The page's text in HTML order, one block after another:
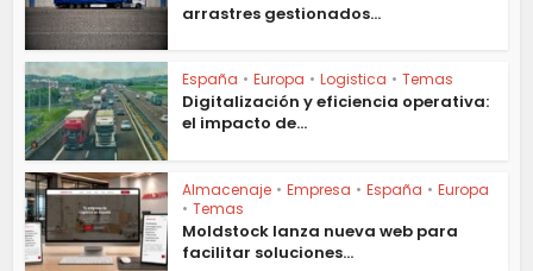
arrastres gestionados...
España • Europa • Logistica • Temas
Digitalización y eficiencia operativa:
el impacto de...
Almacenaje • Empresa • España • Europa
• Temas
Moldstock lanza nueva web para
facilitar soluciones...